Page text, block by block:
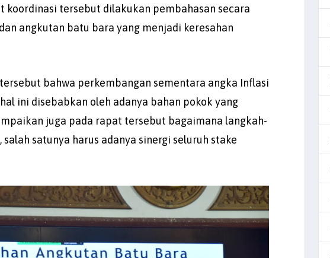
koordinasi tersebut dilakukan pembahasan secara
angkutan batu bara yang menjadi keresahan
bahwa perkembangan sementara angka Inflasi
ini disebabkan oleh adanya bahan pokok yang
juga pada rapat tersebut bagaimana langkah-
satunya harus adanya sinergi seluruh stake